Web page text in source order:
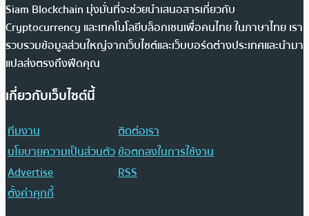
Siam Blockchain มุ่งมั่นที่จะช่วยนำเสนอสารเกี่ยวกับ
Cryptocurrency และเทคโนโลยีบล็อกเชนเพื่อคนไทย ในภาษาไทย เรา
รวบรวมข้อมูลส่วนใหญ่จากเว็บไซต์และเว็บบอร์ดต่างประเทศและนำมา
แปลส่งตรงถึงฟีดคุณ
เกี่ยวกับเว็บไซต์นี้
ทีมงาน
ติดต่อเรา
นโยบายความเป็นส่วนตัวข้อตกลงในการใช้งาน
Advertise
RSS
ตั้งค่าคุกกี้